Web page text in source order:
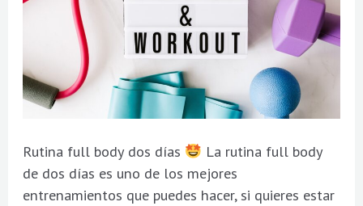
Rutina full body dos días
La rutina full body
de dos días es uno de los mejores
entrenamientos que puedes hacer, si quieres estar